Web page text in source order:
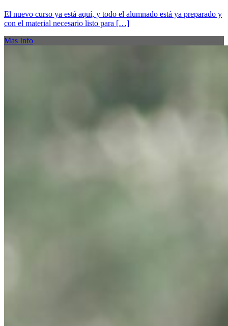
El nuevo curso ya está aquí, y todo el alumnado está ya preparado y
con el material necesario listo para […]
Mas Info